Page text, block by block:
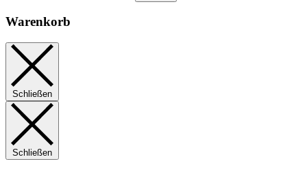
Warenkorb
Schließen
Schließen